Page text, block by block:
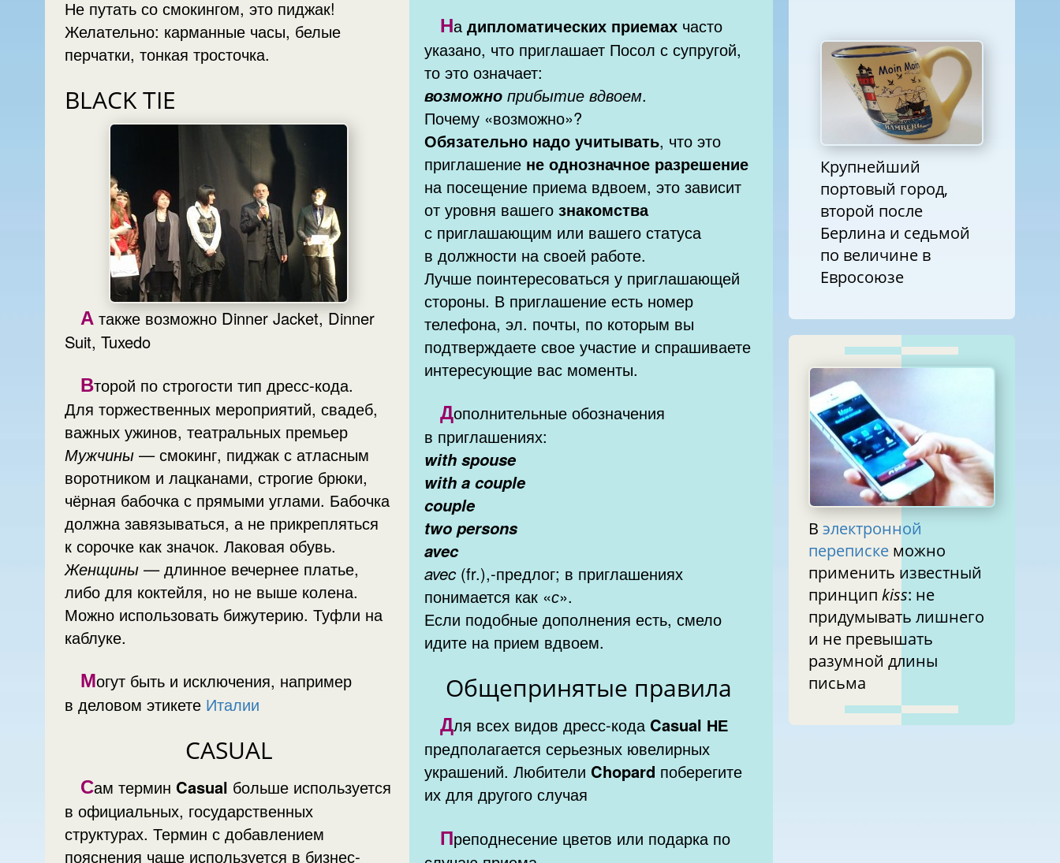
Не путать со смокингом, это пиджак!
Желательно: карманные часы, белые
перчатки, тонкая тросточка.
BLACK TIE
А также возможно Dinner Jacket, Dinner
Suit, Tuxedo
Второй по строгости тип дресс-кода.
Для торжественных мероприятий, свадеб,
важных ужинов, театральных премьер
Мужчины — смокинг, пиджак с атласным
воротником и лацканами, строгие брюки,
чёрная бабочка с прямыми углами. Бабочка
должна завязываться, а не прикрепляться
к сорочке как значок. Лаковая обувь.
Женщины
либо для коктейля, но не выше колена.
Можно использовать бижутерию. Туфли на
каблуке.
Могут быть и исключения, например
в деловом этикете Италии
CASUAL
Сам термин Casual больше используется
в официальных, государственных
структурах. Термин с добавлением
пояснения чаще используется в бизнес-
Надипломатических приемах
указано, что приглашает Посол с супругой,
то это означает:
возможно прибытие вдвоем.
Почему «возможно»?
Обязательно надо учитывать, что это
приглашение не однозначное разрешение
на посещение приема вдвоем, это зависит
от уровня вашегознакомства
с приглашающим или вашего статуса
в должности на своей работе.
Лучше поинтересоваться у приглашающей
стороны. В приглашение есть номер
телефона, эл. почты, по которым вы
подтверждаете свое участие и спрашиваете
Дополнительные обозначения
в приглашениях:
with spouse
with a couple
couple
two persons
avec
avec(fr.),-предлог; в приглашениях
понимается как «с».
Если подобные дополнения есть, смело
идите на прием вдвоем.
Общепринятые правила
Для всех видов дресс-кода Casual НЕ
предполагается серьезных ювелирных
украшений. Любители Chopard поберегите
их для другого случая
Преподнесение цветов или подарка по
Крупнейший
портовый город,
второй после
Берлина и седьмой
по величине в
Евросоюзе
В электронной
перепискеможно
применить известный
принцип kiss: не
придумывать лишнего
и не превышать
разумной длины
письма